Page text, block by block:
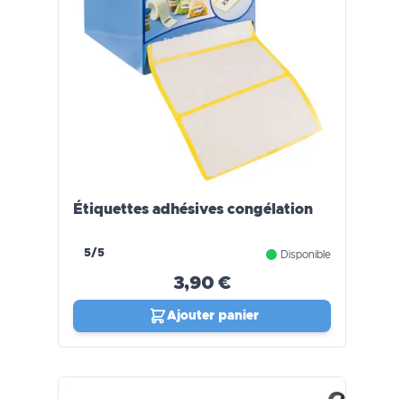
Étiquettes adhésives congélation
5/5 Disponible
3,90 €
Ajouter panier